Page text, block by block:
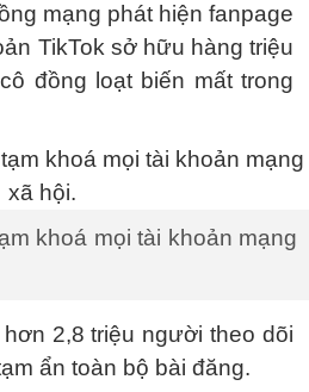
mạng phát hiện fanpage
TikTok sở hữu hàng triệu
đồng loạt biến mất trong
khoá mọi tài khoản mạng
2,8 triệu người theo dõi
ẩn toàn bộ bài đăng.